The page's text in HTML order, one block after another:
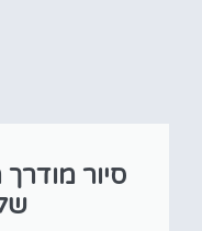
סיור